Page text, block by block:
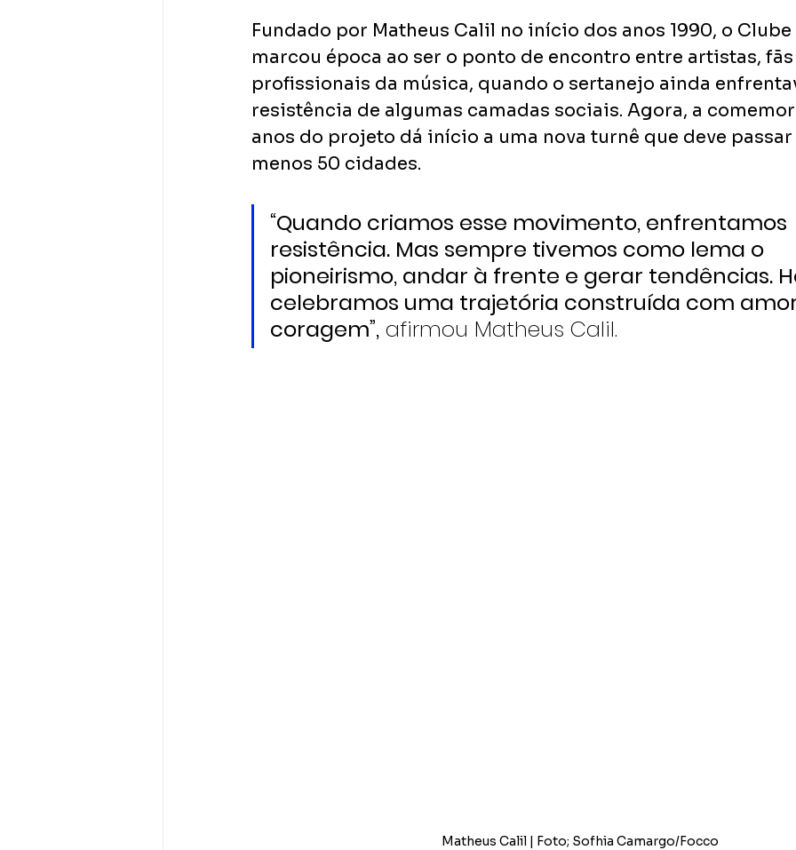
Fundado por Matheus Calil no início dos anos 1990, o Clube
marcou época ao ser o ponto de encontro entre artistas, fãs
profissionais da música, quando o sertanejo ainda
resistência de algumas camadas sociais. Agora, a
anos do projeto dá início a uma nova turnê que deve
menos 50 cidades.
“Quando criamos esse movimento, enfrentamos
resistência. Mas sempre tivemos como lema o
pioneirismo, andar à frente e gerar tendências.
celebramos uma trajetória construída com
coragem”, afirmou Matheus Calil.
Matheus Calil | Foto; Sofhia Camargo/Focco